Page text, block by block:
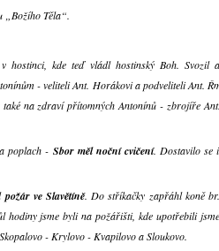
„Božího Těla“.
hostinci, kde teď vládl hostinský Boh. Svozil
- veliteli Ant. Horákovi a podveliteli Ant.
na zdraví přítomných Antonínů - zbrojíře
poplach - Sbor měl noční cvičení. Dostavilo se
požár ve Slavětíně. Do stříkačky zapřáhl koně
jsme byli na požářišti, kde upotřebili
- Krylovo - Kvapilovo a Sloukovo.